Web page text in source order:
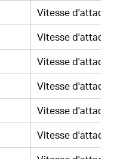
Vitesse
Vitesse
Vitesse
Vitesse
Vitesse
Vitesse